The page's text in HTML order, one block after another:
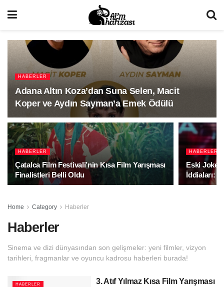
HABERLER
Adana Altın Koza’dan Suna Selen, Macit
Koper ve Aydın Sayman’a Emek Ödülü
HABERLER
Çatalca Film Festivali’nin Kısa Film Yarışması
Finalistleri Belli Oldu
HABERLER
Eski Joker
İddiaları:
Home Category Haberler
Haberler
Sinema ve dizi dünyasından son gelişmeler: yeni filmler, vizyon
tarihleri, fragmanlar ve oyuncu kadrosu haberleri burada!
HABERLER 3. Atıf Yılmaz Kısa Film Yarışması